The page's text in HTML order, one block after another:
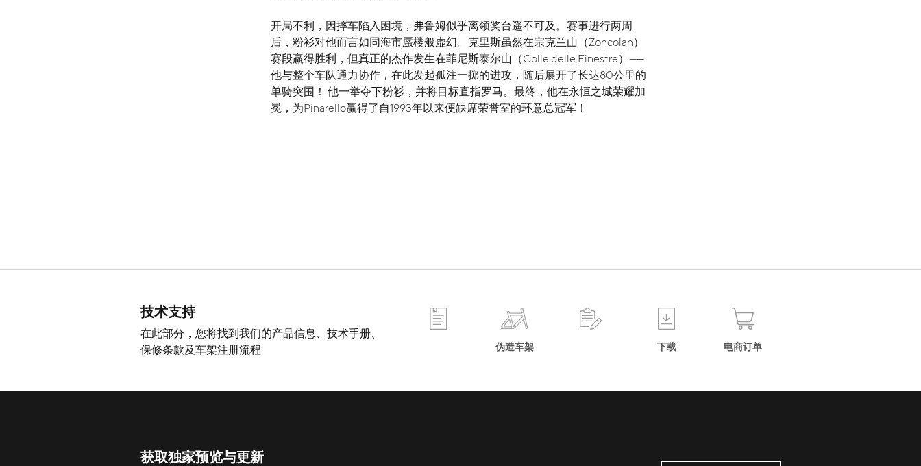
开局不利，因摔车陷入困境，弗鲁姆似乎离领奖台遥不可及。赛事进行两周
后，粉衫对他而言如同海市蜃楼般虚幻。克里斯虽然在宗克兰山（Zoncolan）
赛段赢得胜利，但真正的杰作发生在菲尼斯泰尔山（Colle delle Finestre）——
他与整个车队通力协作，在此发起孤注一掷的进攻，随后展开了长达80公里的
单骑突围！ 他一举夺下粉衫，并将目标直指罗马。最终，他在永恒之城荣耀加
冕，为Pinarello赢得了自1993年以来便缺席荣誉室的环意总冠军！
技术支持
在此部分，您将找到我们的产品信息、技术手册、
保修条款及车架注册流程
伪造车架 下载 电商订单
获取独家预览与更新